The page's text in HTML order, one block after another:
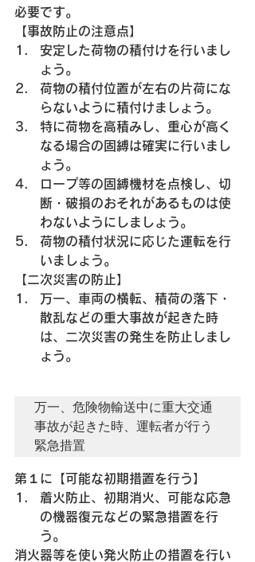
必要です。
【事故防止の注意点】
安定した荷物の積付けを行いまし
ょう。
荷物の積付位置が左右の片荷にな
らないように積付けましょう。
特に荷物を高積みし、重心が高く
なる場合の固縛は確実に行いまし
ょう。
ロープ等の固縛機材を点検し、切
断・破損のおそれがあるものは使
わないようにしましょう。
荷物の積付状況に応じた運転を行
いましょう。
【二次災害の防止】
万一、車両の横転、積荷の落下・
散乱などの重大事故が起きた時
は、二次災害の発生を防止しまし
ょう。
万一、危険物輸送中に重大交通
事故が起きた時、運転者が行う
緊急措置
第１に【可能な初期措置を行う】
着火防止、初期消火、可能な応急
の機器復元などの緊急措置を行
う。
消火器等を使い発火防止の措置を行い